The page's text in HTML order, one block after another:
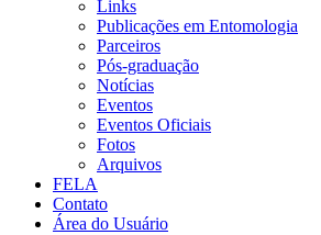
Links
Publicações em Entomologia
Parceiros
Pós-graduação
Notícias
Eventos
Eventos Oficiais
Fotos
Arquivos
FELA
Contato
Área do Usuário